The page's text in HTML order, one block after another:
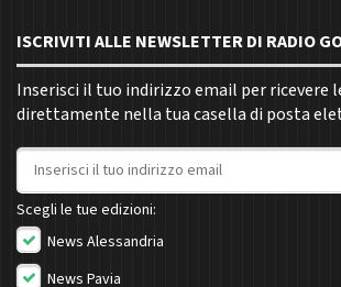
ISCRIVITI ALLE NEWSLETTER DI RADIO
Inserisci il tuo indirizzo email per ricevere
direttamente nella tua casella di posta
Indirizzo email
Scegli le tue edizioni:
News Alessandria
News Pavia